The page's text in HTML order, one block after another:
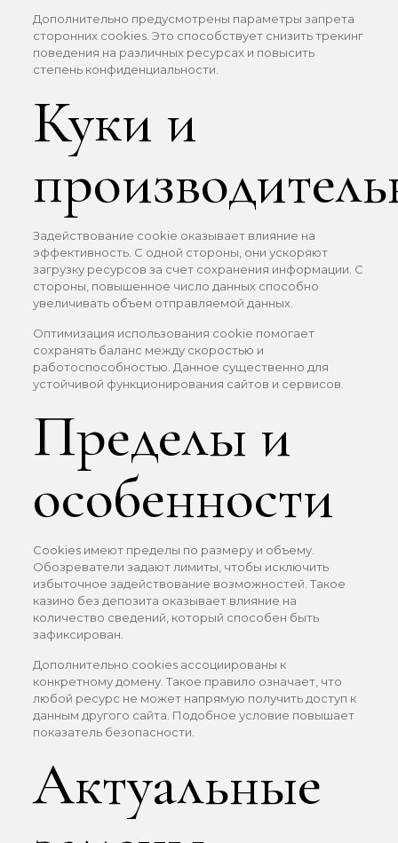
Дополнительно предусмотрены параметры запрета
сторонних cookies. Это способствует снизить трекинг
поведения на различных ресурсах и повысить
степень конфиденциальности.
Куки и
Задействование cookie оказывает влияние на
эффективность. С одной стороны, они ускоряют
загрузку ресурсов за счет сохранения информации. С
стороны, повышенное число данных способно
увеличивать объем отправляемой данных.
Оптимизация использования cookie помогает
сохранять баланс между скоростью и
работоспособностью. Данное существенно для
устойчивой функционирования сайтов и сервисов.
Пределы и
особенности
Cookies имеют пределы по размеру и объему.
Обозреватели задают лимиты, чтобы исключить
избыточное задействование возможностей. Такое
казино без депозита оказывает влияние на
количество сведений, который способен быть
зафиксирован.
Дополнительно cookies ассоциированы к
конкретному домену. Такое правило означает, что
любой ресурс не может напрямую получить доступ к
данным другого сайта. Подобное условие повышает
показатель безопасности.
Актуальные